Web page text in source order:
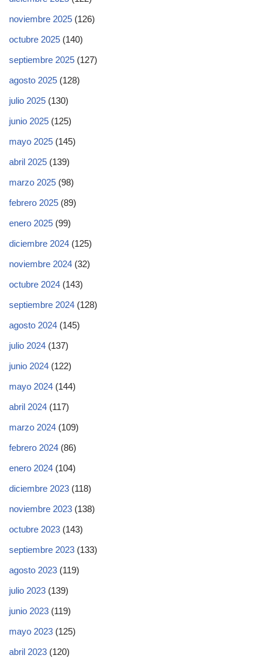
noviembre 2025 (126)
octubre 2025 (140)
septiembre 2025 (127)
agosto 2025 (128)
julio 2025 (130)
junio 2025 (125)
mayo 2025 (145)
abril 2025 (139)
marzo 2025 (98)
febrero 2025 (89)
enero 2025 (99)
diciembre 2024 (125)
noviembre 2024 (32)
octubre 2024 (143)
septiembre 2024 (128)
agosto 2024 (145)
julio 2024 (137)
junio 2024 (122)
mayo 2024 (144)
abril 2024 (117)
marzo 2024 (109)
febrero 2024 (86)
enero 2024 (104)
diciembre 2023 (118)
noviembre 2023 (138)
octubre 2023 (143)
septiembre 2023 (133)
agosto 2023 (119)
julio 2023 (139)
junio 2023 (119)
mayo 2023 (125)
abril 2023 (120)